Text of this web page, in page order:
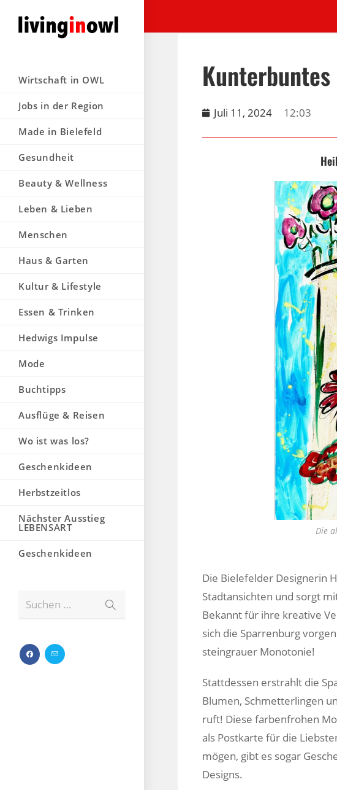
Wirtschaft in OWL
Jobs in der Region
Made in Bielefeld
Gesundheit
Beauty & Wellness
Leben & Lieben
Menschen
Haus & Garten
Kultur & Lifestyle
Essen & Trinken
Hedwigs Impulse
Mode
Buchtipps
Ausflüge & Reisen
Wo ist was los?
Geschenkideen
Herbstzeitlos
Nächster Ausstieg
LEBENSART
Geschenkideen
Suchen …
Juli 11, 2024 12:03
Die
Die Bielefelder Designerin
Stadtansichten und sorgt
Bekannt für ihre kreative
sich die Sparrenburg
steingrauer Monotonie!
Stattdessen erstrahlt die
Blumen, Schmetterlingen
ruft! Diese farbenfrohen
als Postkarte für die
mögen, gibt es sogar
Designs.